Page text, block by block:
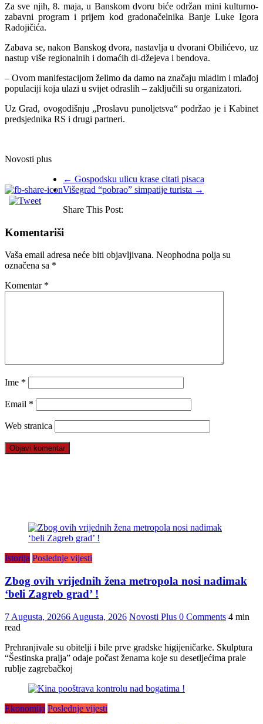
Za sve njih, 8. maja, u Banskom dvoru biće održan mini kulturno-
zabavni program i prijem kod gradonačelnika Banje Luke Igora
Radojičića.
Zabava se, nakon Banskog dvora, nastavlja u dvorani Obilićevo, uz
nastup više regionalnih i domaćih di-džejeva i bendova.
– Ovom manifestacijom želimo da damo na značaju mladim i mlađoj
populaciji koja ulazi u svijet odraslih – zaključili su organizatori.
Uz Grad, ovogodišnju „Proslavu punoljetsva“ podržao je i Kabinet
predsjednika RS i drugi partneri.
Novosti plus
← Gospodsku ulicu krase citati pisaca
Višegrad “pobrao” simpatije turista →
Share This Post:
Komentariši
Vaša email adresa neće biti objavljivana. Neophodna polja su
označena sa *
Komentar *
Ime *
Email *
Web stranica
Istorija Poslednje vijesti
Zbog ovih vrijednih žena metropola nosi nadimak
‘beli Zagreb grad’ !
7 Augusta, 20266 Augusta, 2026 Novosti Plus 0 Comments 4 min
read
Prehranjivale su obitelji i bile prve gradske higijeničarke. Skulptura
“Šestinska pralja” odaje počast ženama koje su desetljećima prale
rublje zagrebačkoj
Ekonomija Poslednje vijesti